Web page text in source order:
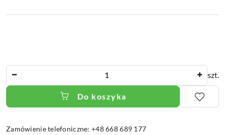
szt.
Do koszyka
Zamówienie telefoniczne: +48 668 689 177